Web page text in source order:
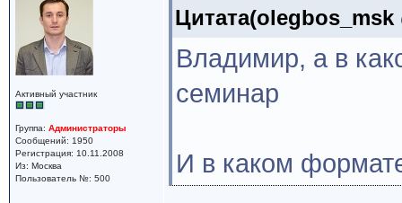
Активный участник
Группа: Администраторы
Сообщений: 1950
Регистрация: 10.11.2008
Из: Москва
Пользователь №: 500
Цитата(olegbos_msk
Владимир, а в
семинар
И в каком